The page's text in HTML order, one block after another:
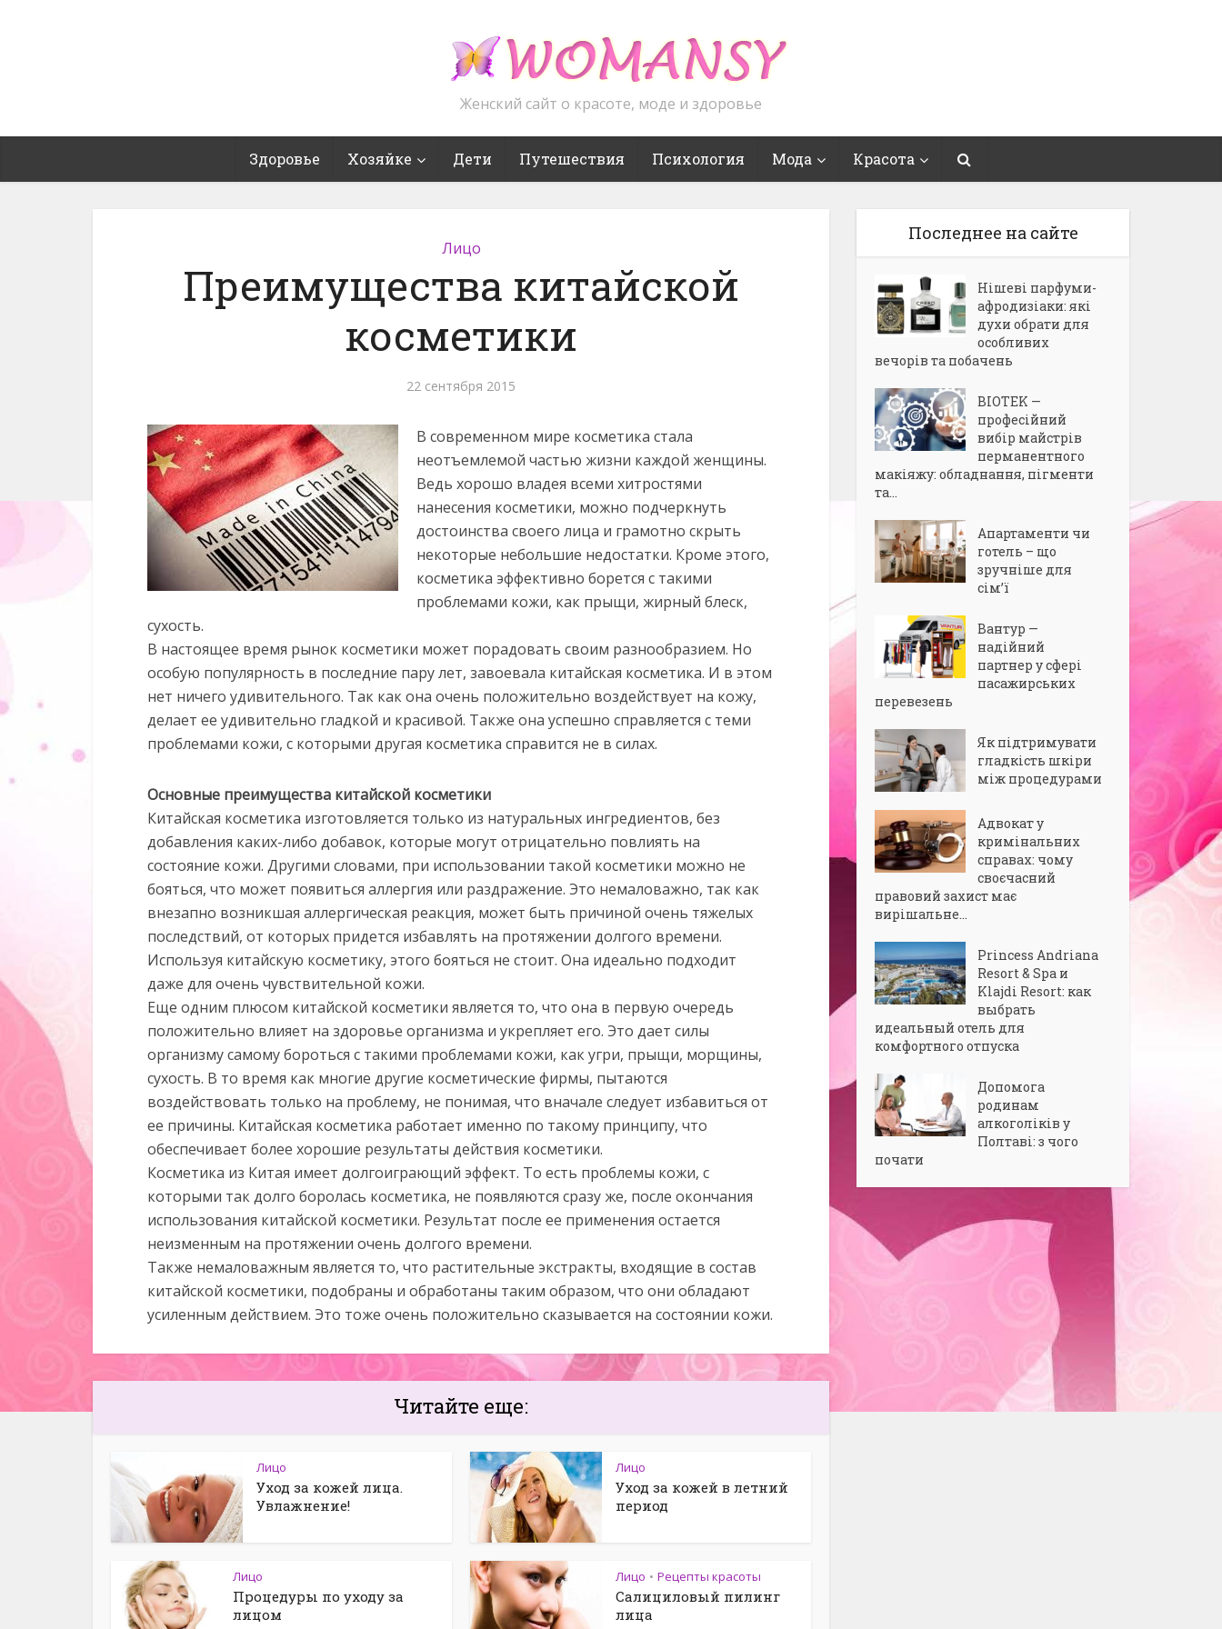
Женский сайт о красоте, моде и здоровье
Здоровье Хозяйке Дети Путешествия Психология Мода Красота
Лицо
Преимущества китайской
косметики
22 сентября 2015
В современном мире косметика стала
неотъемлемой частью жизни каждой женщины.
Ведь хорошо владея всеми хитростями
нанесения косметики, можно подчеркнуть
достоинства своего лица и грамотно скрыть
некоторые небольшие недостатки. Кроме этого,
косметика эффективно борется с такими
проблемами кожи, как прыщи, жирный блеск,
сухость.
В настоящее время рынок косметики может порадовать своим разнообразием. Но
особую популярность в последние пару лет, завоевала китайская косметика. И в этом
нет ничего удивительного. Так как она очень положительно воздействует на кожу,
делает ее удивительно гладкой и красивой. Также она успешно справляется с теми
проблемами кожи, с которыми другая косметика справится не в силах.
Основные преимущества китайской косметики
Китайская косметика изготовляется только из натуральных ингредиентов, без
добавления каких-либо добавок, которые могут отрицательно повлиять на
состояние кожи. Другими словами, при использовании такой косметики можно не
бояться, что может появиться аллергия или раздражение. Это немаловажно, так как
внезапно возникшая аллергическая реакция, может быть причиной очень тяжелых
последствий, от которых придется избавлять на протяжении долгого времени.
Используя китайскую косметику, этого бояться не стоит. Она идеально подходит
даже для очень чувствительной кожи.
Еще одним плюсом китайской косметики является то, что она в первую очередь
положительно влияет на здоровье организма и укрепляет его. Это дает силы
организму самому бороться с такими проблемами кожи, как угри, прыщи, морщины,
сухость. В то время как многие другие косметические фирмы, пытаются
воздействовать только на проблему, не понимая, что вначале следует избавиться от
ее причины. Китайская косметика работает именно по такому принципу, что
обеспечивает более хорошие результаты действия косметики.
Косметика из Китая имеет долгоиграющий эффект. То есть проблемы кожи, с
которыми так долго боролась косметика, не появляются сразу же, после окончания
использования китайской косметики. Результат после ее применения остается
неизменным на протяжении очень долгого времени.
Также немаловажным является то, что растительные экстракты, входящие в состав
китайской косметики, подобраны и обработаны таким образом, что они обладают
усиленным действием. Это тоже очень положительно сказывается на состоянии кожи.
Читайте еще:
Лицо
Уход за кожей лица.
Увлажнение!
Лицо
Уход за кожей в летний
период
Лицо
Процедуры по уходу за
лицом
Лицо • Рецепты красоты
Салициловый пилинг
лица
Последнее на сайте
Нішеві парфуми-
афродизіаки: які
духи обрати для
особливих
вечорів та побачень
BIOTEK —
професійний
вибір майстрів
перманентного
макіяжу: обладнання, пігменти
та...
Апартаменти чи
готель – що
зручніше для
сім’ї
Вантур —
надійний
партнер у сфері
пасажирських
перевезень
Як підтримувати
гладкість шкіри
між процедурами
Адвокат у
кримінальних
справах: чому
своєчасний
правовий захист має
вирішальне...
Princess Andriana
Resort & Spa и
Klajdi Resort: как
выбрать
идеальный отель для
комфортного отпуска
Допомога
родинам
алкоголіків у
Полтаві: з чого
почати